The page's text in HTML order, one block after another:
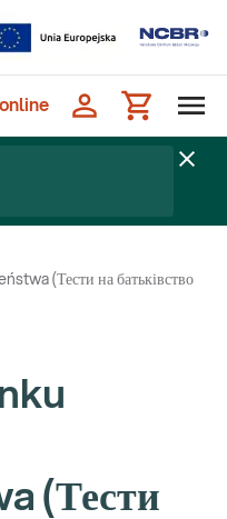
(Тести на батьківство
(Тести